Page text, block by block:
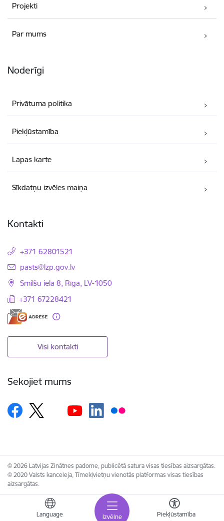
Izvēlne
Language Piekļūstamība
Projekti
Par mums
Noderīgi
Privātuma politika
Piekļūstamība
Lapas karte
Sīkdatņu izvēles maiņa
Kontakti
+371 62801521
E-pasts:
pasts@lzp.gov.lv
Smilšu iela 8, Rīga, LV-1050
+371 67228421
Visi kontakti
Sekojiet mums
© 2026 Latvijas Zinātnes padome, publicētā satura visas tiesības aizsargātas.
© 2020 Valsts kanceleja, Tīmekļvietņu vienotās platformas visas tiesības
aizsargātas.